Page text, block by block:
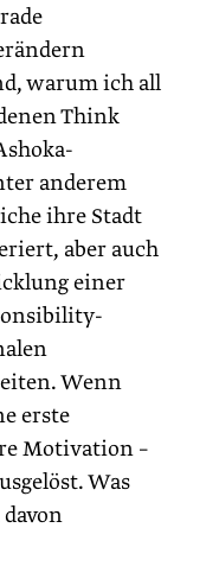
warum ich all
Think
anderem
ihre Stadt
aber auch
einer
Wenn
erste
Motivation –
Was